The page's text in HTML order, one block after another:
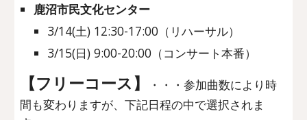
鹿沼市民文化センター
3/14(土) 12:30-17:00（リハーサル）
3/15(日) 9:00-20:00（コンサート本番）
【フリーコース】
・・・参加曲数により時
間も変わりますが、下記日程の中で選択されま